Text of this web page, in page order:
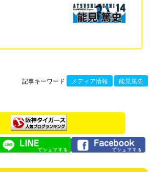
記事キーワード メディア情報 能見篤史